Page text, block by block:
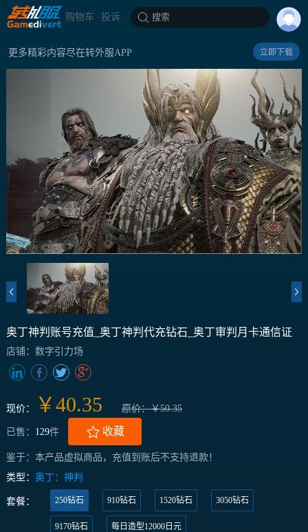
购物车 投诉 搜索
更多精彩内容尽在转外服APP 立即下载
奥丁神判账号充值_奥丁神判代充钻石_奥丁审判月卡通信证
店铺：数字引力场
现价： ￥40.35 原价：￥50.35
已售： 129件 收藏
鉴于：本产品虚拟商品，充值到账后不支持退款！
类型： 奥丁：神判
套餐： 250钻石 910钻石 1520钻石 3050钻石
9170钻石 每日造型12000日元